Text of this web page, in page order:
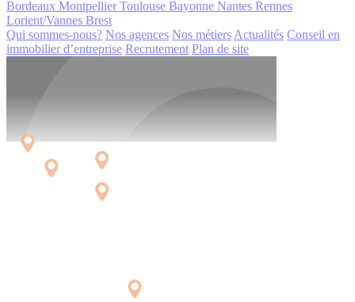
Bordeaux Montpellier Toulouse Bayonne Nantes Rennes
Lorient/Vannes Brest
Qui sommes-nous? Nos agences Nos métiers Actualités Conseil en
immobilier d’entreprise Recrutement Plan de site